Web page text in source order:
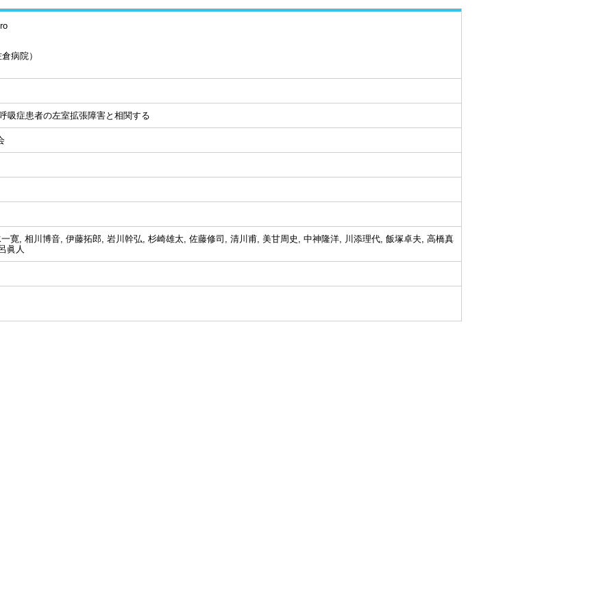
病院）
吸症患者の左室拡張障害と相関する
寛, 相川博音, 伊藤拓郎, 岩川幹弘, 杉崎雄太, 佐藤修司, 清川甫, 美甘周史, 中神隆洋, 川添理代, 飯塚卓夫, 高橋真
眞人